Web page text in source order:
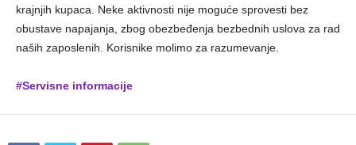
krajnjih kupaca. Neke aktivnosti nije moguće sprovesti bez
obustave napajanja, zbog obezbeđenja bezbednih uslova za rad
naših zaposlenih. Korisnike molimo za razumevanje.
#Servisne informacije